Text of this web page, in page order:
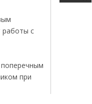
работы с
поперечным
при